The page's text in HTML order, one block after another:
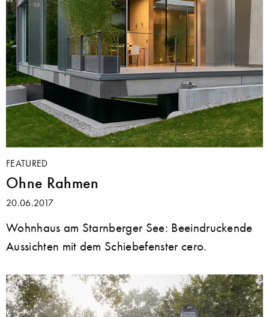
FEATURED
Ohne Rahmen
20.06.2017
Wohnhaus am Starnberger See: Beeindruckende
Aussichten mit dem Schiebefenster cero.